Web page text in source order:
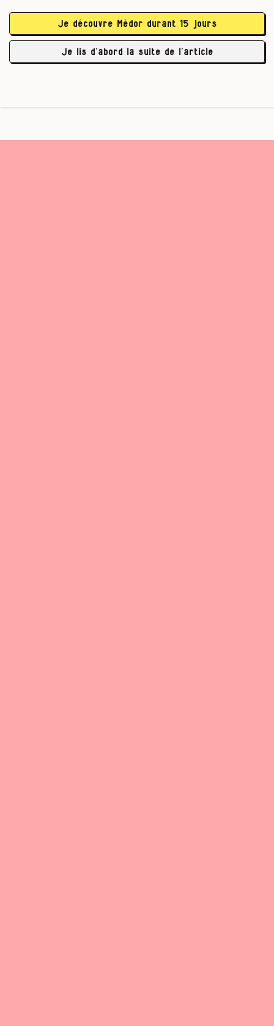
surendettement ?
M.A.Cela a commencé par un besoin vital, je
réfléchis, du style machine à …
Je découvre Médor durant 15 jours
Je lis d’abord la suite de l’article